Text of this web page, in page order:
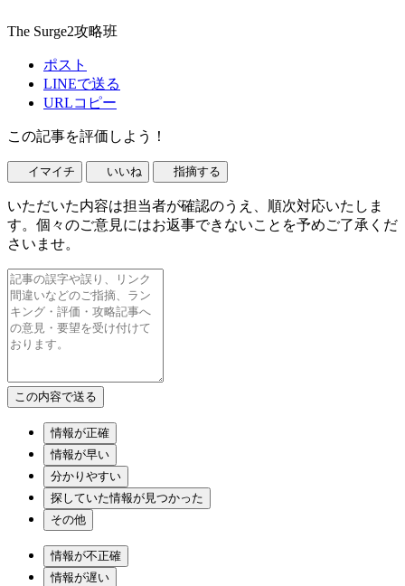
The Surge2攻略班
ポスト
LINEで送る
URLコピー
この記事を評価しよう！
イマイチ いいね 指摘する
いただいた内容は担当者が確認のうえ、順次対応いたしま
す。個々のご意見にはお返事できないことを予めご了承くだ
さいませ。
情報が正確
情報が早い
分かりやすい
探していた情報が見つかった
その他
情報が不正確
情報が遅い